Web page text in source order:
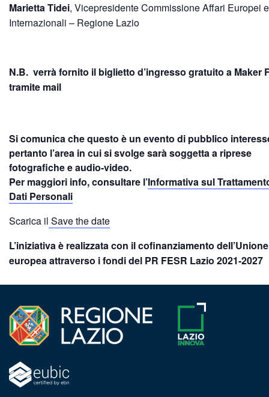
Marietta Tidei, Vicepresidente Commissione Affari Europei e
Internazionali – Regione Lazio
N.B. verrà fornito il biglietto d’ingresso gratuito a Maker
tramite mail
Si comunica che questo è un evento di pubblico
pertanto l’area in cui si svolge sarà soggetta a riprese
fotografiche e audio-video.
Per maggiori info, consultare l’Informativa sul
Dati Personali
Scarica il Save the date
L’iniziativa è realizzata con il cofinanziamento dell’Unione
europea attraverso i fondi del PR FESR Lazio 2021-2027